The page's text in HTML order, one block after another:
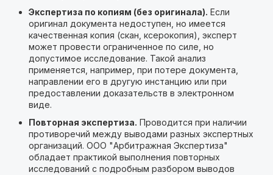
Экспертиза по копиям (без оригинала). Если
оригинал документа недоступен, но имеется
качественная копия (скан, ксерокопия), эксперт
может провести ограниченное по силе, но
допустимое исследование. Такой анализ
применяется, например, при потере документа,
направлении его в другую инстанцию или при
предоставлении доказательств в электронном
виде.
Повторная экспертиза. Проводится при наличии
противоречий между выводами разных экспертных
организаций. ООО "Арбитражная Экспертиза"
обладает практикой выполнения повторных
исследований с подробным разбором выводов